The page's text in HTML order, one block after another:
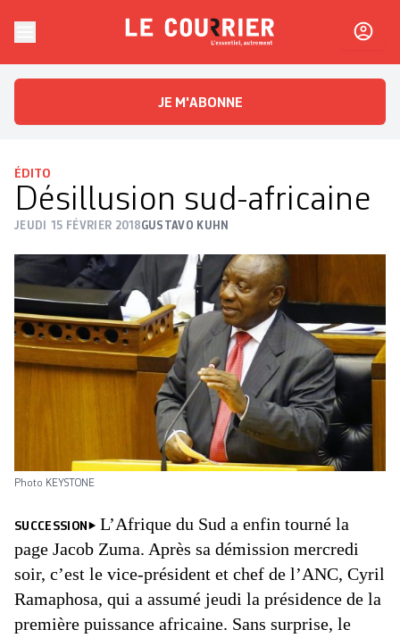
Le CourrierL'essentiel, autrement
JE M'ABONNE
ÉDITO
Désillusion sud-africaine
JEUDI 15 FÉVRIER 2018GUSTAVO KUHN
Photo KEYSTONE
SUCCESSION
L’Afrique du Sud a enfin tourné la
page Jacob Zuma. Après sa démission mercredi
soir, c’est le vice-président et chef de l’ANC, Cyril
Ramaphosa, qui a assumé jeudi la présidence de la
première puissance africaine. Sans surprise, le